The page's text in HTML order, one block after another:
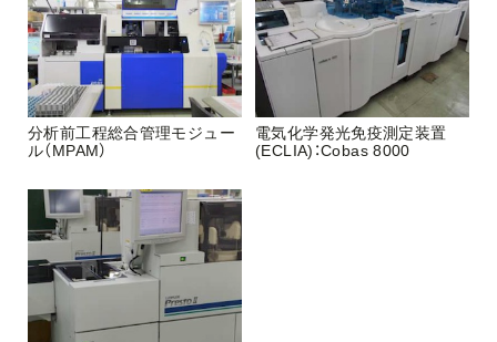
分析前工程総合管理モジュー
ル（MPAM）
電気化学発光免疫測定装置
(ECLIA)：Cobas 8000